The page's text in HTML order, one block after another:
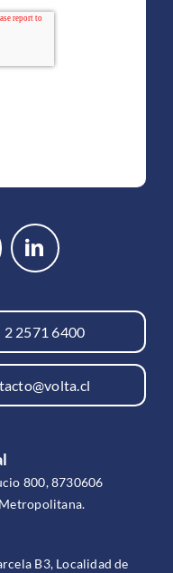
2 2571 6400
800, 8730606
B3, Localidad de